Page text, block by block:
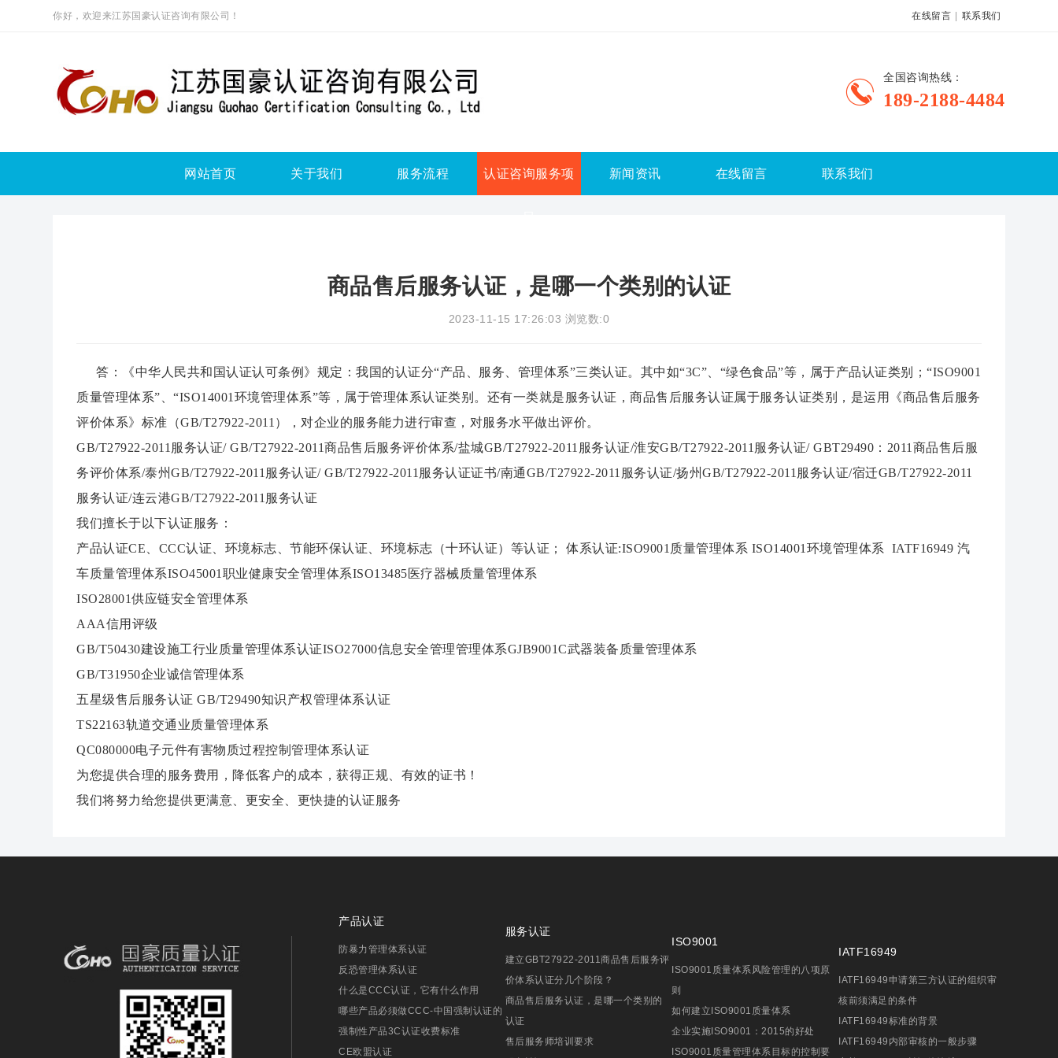
你好，欢迎来江苏国豪认证咨询有限公司！ 在线留言 联系我们
全国咨询热线：
189-2188-4484
网站首页 关于我们 服务流程 认证咨询服务项 新闻资讯 在线留言 联系我们
商品售后服务认证，是哪一个类别的认证
2023-11-15 17:26:03 浏览数:0
答：《中华人民共和国认证认可条例》规定：我国的认证分“产品、服务、管理体系”三类认证。其中如“3C”、“绿色食品”等，属于产品认证类别；“ISO9001
质量管理体系”、“ISO14001环境管理体系”等，属于管理体系认证类别。还有一类就是服务认证，商品售后服务认证属于服务认证类别，是运用《商品售后服务
评价体系》标准（GB/T27922-2011），对企业的服务能力进行审查，对服务水平做出评价。
GB/T27922-2011服务认证/ GB/T27922-2011商品售后服务评价体系/盐城GB/T27922-2011服务认证/淮安GB/T27922-2011服务认证/ GBT29490：2011商品售后服
务评价体系/泰州GB/T27922-2011服务认证/ GB/T27922-2011服务认证证书/南通GB/T27922-2011服务认证/扬州GB/T27922-2011服务认证/宿迁GB/T27922-2011
服务认证/连云港GB/T27922-2011服务认证
我们擅长于以下认证服务：
产品认证CE、CCC认证、环境标志、节能环保认证、环境标志（十环认证）等认证； 体系认证:ISO9001质量管理体系 ISO14001环境管理体系 IATF16949 汽
车质量管理体系ISO45001职业健康安全管理体系ISO13485医疗器械质量管理体系
ISO28001供应链安全管理体系
AAA信用评级
GB/T50430建设施工行业质量管理体系认证ISO27000信息安全管理管理体系GJB9001C武器装备质量管理体系
GB/T31950企业诚信管理体系
五星级售后服务认证 GB/T29490知识产权管理体系认证
TS22163轨道交通业质量管理体系
QC080000电子元件有害物质过程控制管理体系认证
为您提供合理的服务费用，降低客户的成本，获得正规、有效的证书！
我们将努力给您提供更满意、更安全、更快捷的认证服务
产品认证
防暴力管理体系认证
反恐管理体系认证
什么是CCC认证，它有什么作用
哪些产品必须做CCC-中国强制认证的
强制性产品3C认证收费标准
CE欧盟认证
服务认证
建立GBT27922-2011商品售后服务评
价体系认证分几个阶段？
商品售后服务认证，是哪一个类别的
认证
售后服务师培训要求
ISO9001
ISO9001质量体系风险管理的八项原
则
如何建立ISO9001质量体系
企业实施ISO9001：2015的好处
ISO9001质量管理体系目标的控制要
IATF16949
IATF16949申请第三方认证的组织审
核前须满足的条件
IATF16949标准的背景
IATF16949内部审核的一般步骤